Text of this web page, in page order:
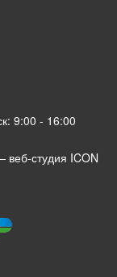
9:00 - 16:00
веб-студия ICON